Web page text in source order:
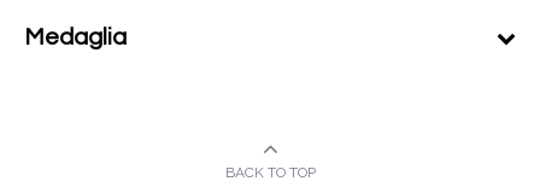
Medaglia
BACK TO TOP